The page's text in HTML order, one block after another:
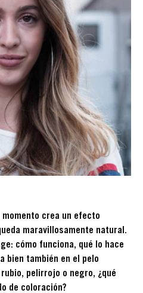
crea un efecto
maravillosamente natural.
cómo funciona, qué lo hace
bien también en el pelo
pelirrojo o negro, ¿qué
de coloración?